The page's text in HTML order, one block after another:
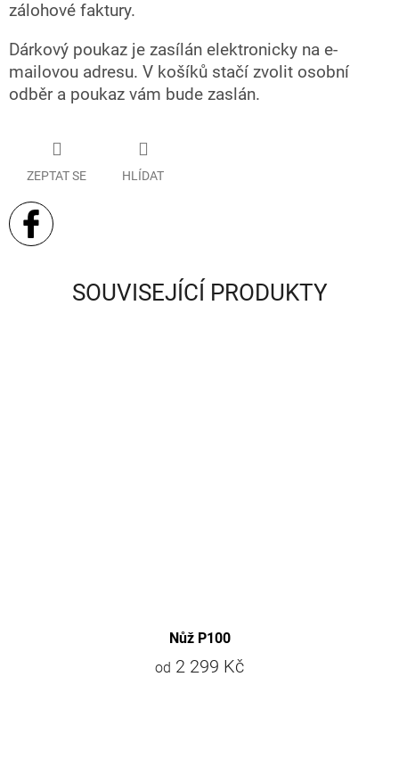
zálohové faktury.
Dárkový poukaz je zasílán elektronicky na e-
mailovou adresu. V košíků stačí zvolit osobní
odběr a poukaz vám bude zaslán.
ZEPTAT SE HLÍDAT
SOUVISEJÍCÍ PRODUKTY
Nůž P100
od 2 299 Kč